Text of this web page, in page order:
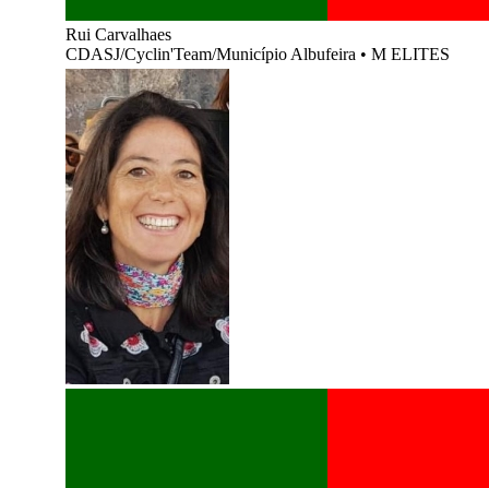
Rui Carvalhaes
CDASJ/Cyclin'Team/Município Albufeira • M ELITES